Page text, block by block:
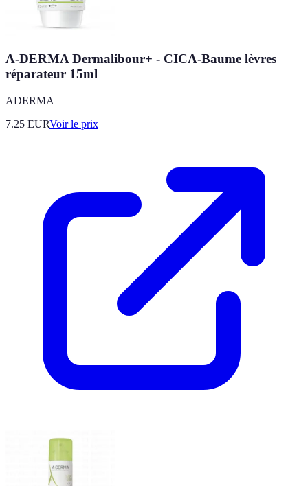
A-DERMA Dermalibour+ - CICA-Baume lèvres
réparateur 15ml
ADERMA
7.25 EURVoir le prix